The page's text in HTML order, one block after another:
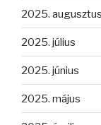
2025. augusztus
2025. július
2025. június
2025. május